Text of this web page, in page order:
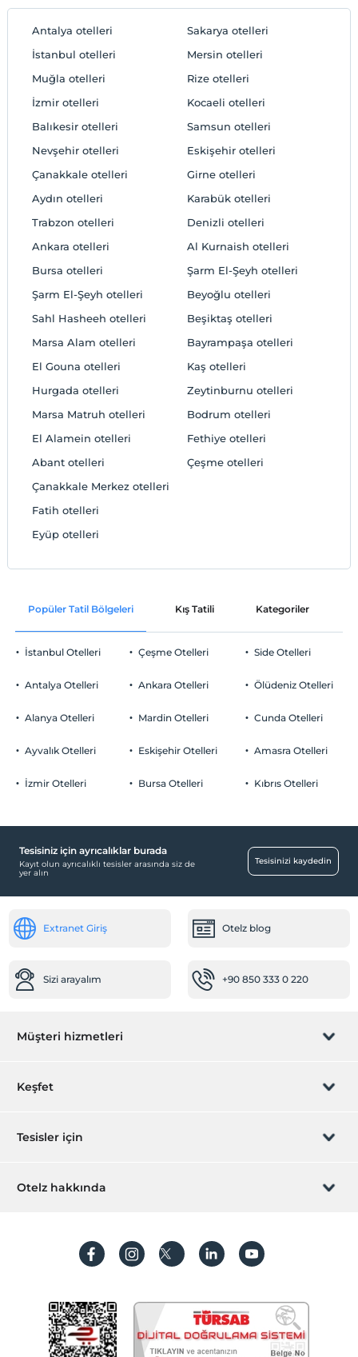
Antalya otelleri
İstanbul otelleri
Muğla otelleri
İzmir otelleri
Balıkesir otelleri
Nevşehir otelleri
Çanakkale otelleri
Aydın otelleri
Trabzon otelleri
Ankara otelleri
Bursa otelleri
Sakarya otelleri
Mersin otelleri
Rize otelleri
Kocaeli otelleri
Samsun otelleri
Eskişehir otelleri
Girne otelleri
Karabük otelleri
Denizli otelleri
Al Kurnaish otelleri
Şarm El-Şeyh otelleri
Şarm El-Şeyh otelleri
Sahl Hasheeh otelleri
Marsa Alam otelleri
El Gouna otelleri
Hurgada otelleri
Marsa Matruh otelleri
El Alamein otelleri
Abant otelleri
Çanakkale Merkez otelleri
Fatih otelleri
Eyüp otelleri
Beyoğlu otelleri
Beşiktaş otelleri
Bayrampaşa otelleri
Kaş otelleri
Zeytinburnu otelleri
Bodrum otelleri
Fethiye otelleri
Çeşme otelleri
Popüler Tatil Bölgeleri Kış Tatili Kategoriler
İstanbul Otelleri
Antalya Otelleri
Alanya Otelleri
Ayvalık Otelleri
İzmir Otelleri
Çeşme Otelleri
Ankara Otelleri
Mardin Otelleri
Eskişehir Otelleri
Bursa Otelleri
Side Otelleri
Ölüdeniz Otelleri
Cunda Otelleri
Amasra Otelleri
Kıbrıs Otelleri
Tesisiniz için ayrıcalıklar burada
Kayıt olun ayrıcalıklı tesisler arasında siz de
yer alın
Tesisinizi kaydedin
Extranet Giriş Otelz blog
Sizi arayalım +90 850 333 0 220
Müşteri hizmetleri
Rezervasyon yönet
Sıkça sorulan sorular
İşlem rehberi
Keşfet
Hediye Kart
Hesap oluştur
Tesisler için
Hemen tesisinizi ekleyin
Otelz hakkında
Koşullar ve şartlar